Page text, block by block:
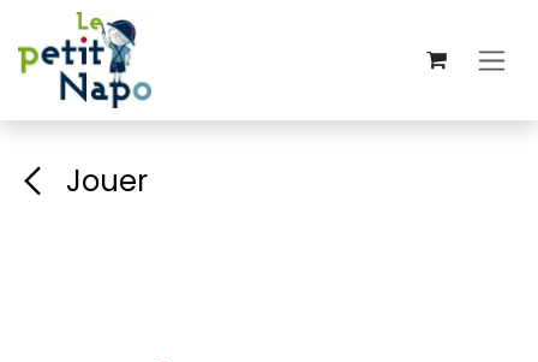
Se rendre au contenu
Jouer